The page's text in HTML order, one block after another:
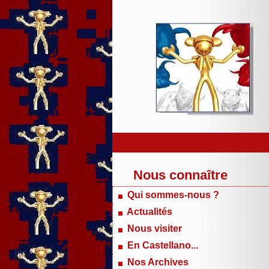
Nous connaître
Qui sommes-nous ?
Actualités
Nous visiter
En Castellano...
Nos Archives